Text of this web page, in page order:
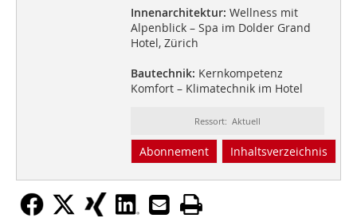
Innenarchitektur: Wellness mit
Alpenblick – Spa im Dolder Grand
Hotel, Zürich
Bautechnik: Kernkompetenz
Komfort – Klimatechnik im Hotel
Ressort: Aktuell
Abonnement Inhaltsverzeichnis